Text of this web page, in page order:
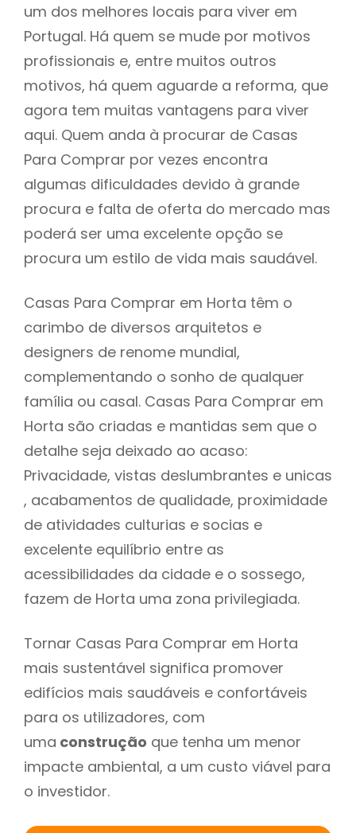
um dos melhores locais para viver em
Portugal. Há quem se mude por motivos
profissionais e, entre muitos outros
motivos, há quem aguarde a reforma, que
agora tem muitas vantagens para viver
aqui. Quem anda à procurar de Casas
Para Comprar por vezes encontra
algumas dificuldades devido à grande
procura e falta de oferta do mercado mas
poderá ser uma excelente opção se
procura um estilo de vida mais saudável.
Casas Para Comprar em Horta têm o
carimbo de diversos arquitetos e
designers de renome mundial,
complementando o sonho de qualquer
família ou casal. Casas Para Comprar em
Horta são criadas e mantidas sem que o
detalhe seja deixado ao acaso:
Privacidade, vistas deslumbrantes e unicas
, acabamentos de qualidade, proximidade
de atividades culturias e socias e
excelente equilíbrio entre as
acessibilidades da cidade e o sossego,
fazem de Horta uma zona privilegiada.
Tornar Casas Para Comprar em Horta
mais sustentável significa promover
edifícios mais saudáveis e confortáveis
para os utilizadores, com
uma construção que tenha um menor
impacte ambiental, a um custo viável para
o investidor.